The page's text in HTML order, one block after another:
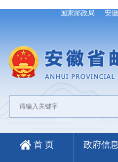
国家邮政局 安
首 页 政府信